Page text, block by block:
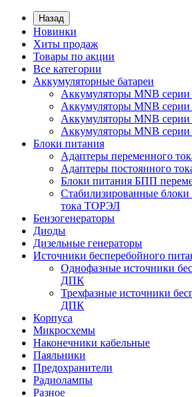
Назад
Новинки
Хиты продаж
Товары по акции
Все категории
Аккумуляторные батареи
Аккумуляторы MNB
Аккумуляторы MNB
Аккумуляторы MNB серии
Аккумуляторы MNB серии
Блоки питания
Адаптеры переменного
Адаптеры постоянного
Блоки питания БПП
Стабилизированные блоки
тока ТОРЭЛ
Бензогенераторы
Диоды
Дизельные генераторы
Источники бесперебойного
Однофазные источники
ДПК
Трехфазные источники
ДПК
Корпуса
Микросхемы
Наконечники кабельные
Паяльники
Предохранители
Радиолампы
Разное